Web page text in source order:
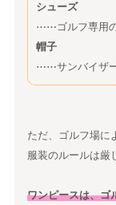
シューズ
⋯⋯ゴルフ専用の
帽子
⋯⋯サンバイザー
ただ、ゴルフ場に
服装のルールは厳
ワンピースは、ゴ